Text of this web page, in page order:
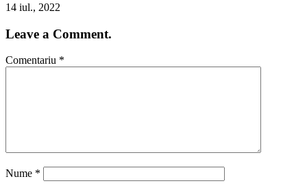
14 iul., 2022
Leave a Comment.
Comentariu *
Nume *